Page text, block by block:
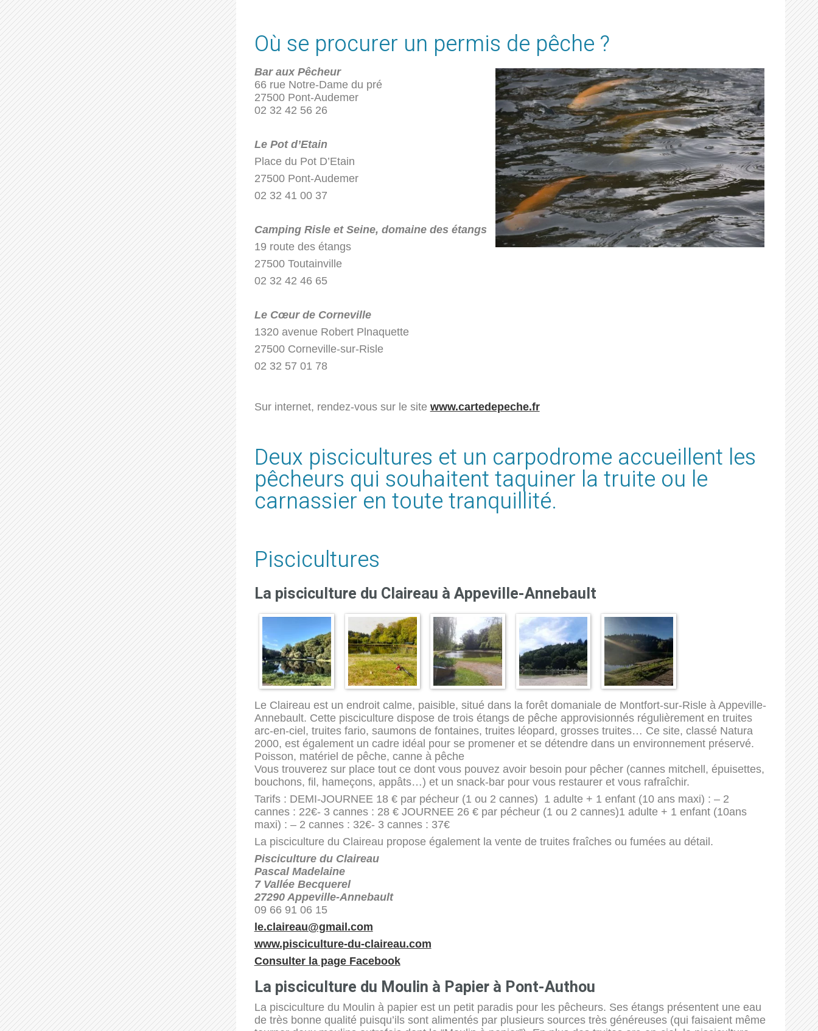
Où se procurer un permis de pêche ?
Bar aux Pêcheur
66 rue Notre-Dame du pré
27500 Pont-Audemer
02 32 42 56 26
Le Pot d’Etain
Place du Pot D’Etain
27500 Pont-Audemer
02 32 41 00 37
Camping Risle et Seine, domaine des étangs
19 route des étangs
27500 Toutainville
02 32 42 46 65
Le Cœur de Corneville
1320 avenue Robert Plnaquette
27500 Corneville-sur-Risle
02 32 57 01 78
Sur internet, rendez-vous sur le site www.cartedepeche.fr
Deux piscicultures et un carpodrome accueillent les
pêcheurs qui souhaitent taquiner la truite ou le
carnassier en toute tranquillité.
Piscicultures
La pisciculture du Claireau à Appeville-Annebault
Le Claireau est un endroit calme, paisible, situé dans la forêt domaniale de Montfort-sur-Risle à Appeville-
Annebault. Cette pisciculture dispose de trois étangs de pêche approvisionnés régulièrement en truites
arc-en-ciel, truites fario, saumons de fontaines, truites léopard, grosses truites… Ce site, classé Natura
2000, est également un cadre idéal pour se promener et se détendre dans un environnement préservé.
Poisson, matériel de pêche, canne à pêche
Vous trouverez sur place tout ce dont vous pouvez avoir besoin pour pêcher (cannes mitchell, épuisettes,
bouchons, fil, hameçons, appâts…) et un snack-bar pour vous restaurer et vous rafraîchir.
Tarifs : DEMI-JOURNEE 18 € par pécheur (1 ou 2 cannes) 1 adulte + 1 enfant (10 ans maxi) : – 2
cannes : 22€- 3 cannes : 28 € JOURNEE 26 € par pécheur (1 ou 2 cannes)1 adulte + 1 enfant (10ans
maxi) : – 2 cannes : 32€- 3 cannes : 37€
La pisciculture du Claireau propose également la vente de truites fraîches ou fumées au détail.
Pisciculture du Claireau
Pascal Madelaine
7 Vallée Becquerel
27290 Appeville-Annebault
09 66 91 06 15
le.claireau@gmail.com
www.pisciculture-du-claireau.com
Consulter la page Facebook
La pisciculture du Moulin à Papier à Pont-Authou
La pisciculture du Moulin à papier est un petit paradis pour les pêcheurs. Ses étangs présentent une eau
de très bonne qualité puisqu’ils sont alimentés par plusieurs sources très généreuses (qui faisaient même